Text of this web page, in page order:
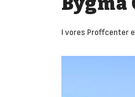
I vores Proffcenter